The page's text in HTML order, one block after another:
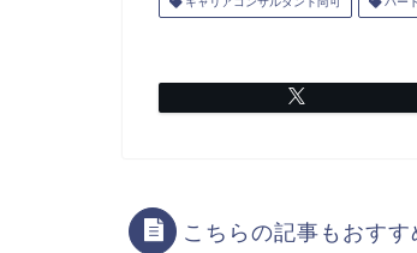
こちらの記事もおすす